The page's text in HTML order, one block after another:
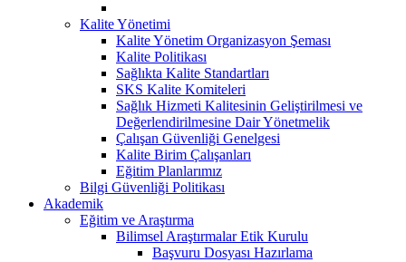
Kalite Yönetimi
Kalite Yönetim Organizasyon Şeması
Kalite Politikası
Sağlıkta Kalite Standartları
SKS Kalite Komiteleri
Sağlık Hizmeti Kalitesinin Geliştirilmesi ve
Değerlendirilmesine Dair Yönetmelik
Çalışan Güvenliği Genelgesi
Kalite Birim Çalışanları
Eğitim Planlarımız
Bilgi Güvenliği Politikası
Akademik
Eğitim ve Araştırma
Bilimsel Araştırmalar Etik Kurulu
Başvuru Dosyası Hazırlama